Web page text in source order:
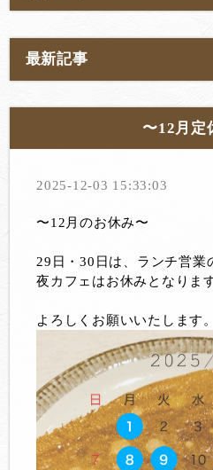
最新記事
〜12月定
2025-12-03 15:33:03
〜12月のお休み〜
29日・30日は、ランチ営業
夜カフェはお休みとなりま
よろしくお願いいたします。